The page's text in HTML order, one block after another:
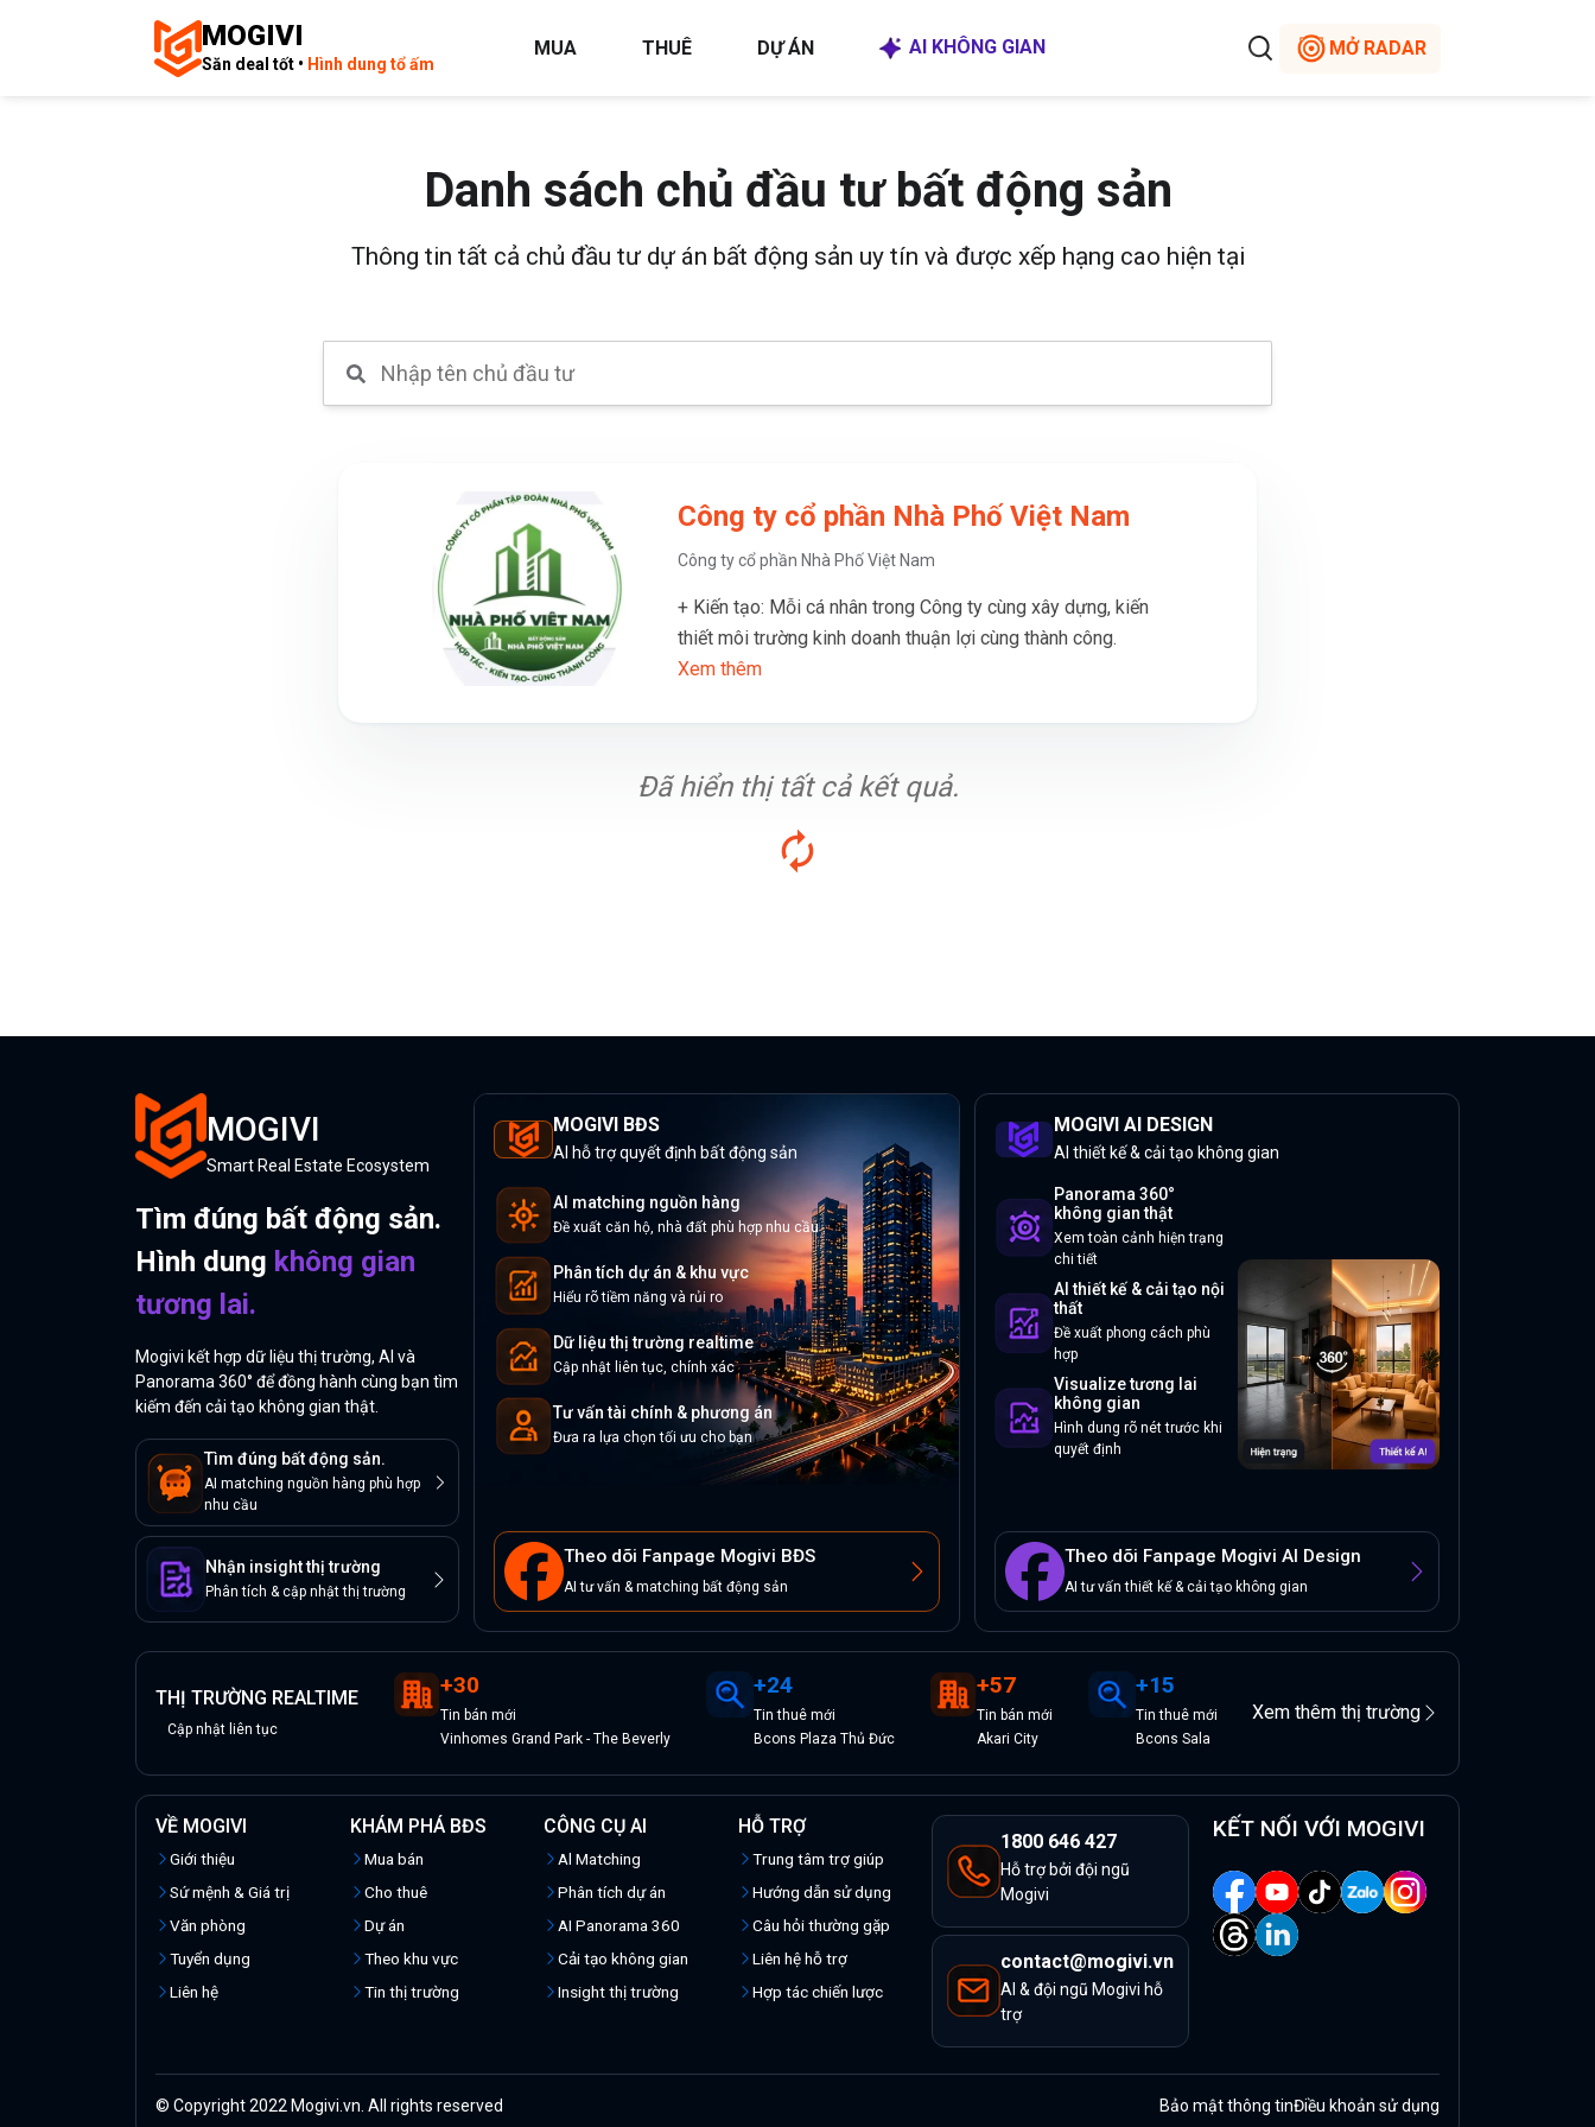
MOGIVI
Săn deal tốt • Hình dung tổ ấm
MUA THUÊ DỰ ÁN AI KHÔNG GIAN MỞ RADAR
Danh sách chủ đầu tư bất động sản
Thông tin tất cả chủ đầu tư dự án bất động sản uy tín và được xếp hạng cao hiện tại
Công ty cổ phần Nhà Phố Việt Nam
Công ty cổ phần Nhà Phố Việt Nam
+ Kiến tạo: Mỗi cá nhân trong Công ty cùng xây dựng, kiến
thiết môi trường kinh doanh thuận lợi cùng thành công.
Xem thêm
Đã hiển thị tất cả kết quả.
MOGIVI
Smart Real Estate Ecosystem
Tìm đúng bất động sản.
Hình dung không gian
tương lai.
Mogivi kết hợp dữ liệu thị trường, AI và
Panorama 360° để đồng hành cùng bạn tìm
kiếm đến cải tạo không gian thật.
Tìm đúng bất động sản.
AI matching nguồn hàng phù hợp
nhu cầu
Nhận insight thị trường
Phân tích & cập nhật thị trường
MOGIVI BĐS
AI hỗ trợ quyết định bất động sản
AI matching nguồn hàng
Đề xuất căn hộ, nhà đất phù hợp nhu cầu
Phân tích dự án & khu vực
Hiểu rõ tiềm năng và rủi ro
Dữ liệu thị trường realtime
Cập nhật liên tục, chính xác
Tư vấn tài chính & phương án
Đưa ra lựa chọn tối ưu cho bạn
Theo dõi Fanpage Mogivi BĐS
AI tư vấn & matching bất động sản
MOGIVI AI DESIGN
AI thiết kế & cải tạo không gian
Panorama 360°
không gian thật
Xem toàn cảnh hiện trạng
chi tiết
AI thiết kế & cải tạo nội
thất
Đề xuất phong cách phù
hợp
Visualize tương lai
không gian
Hình dung rõ nét trước khi
quyết định
Theo dõi Fanpage Mogivi AI Design
AI tư vấn thiết kế & cải tạo không gian
THỊ TRƯỜNG REALTIME
Cập nhật liên tục
+30
Tin bán mới
Vinhomes Grand Park - The Beverly
+24
Tinthuêmới
Bcons Plaza Thủ Đức
+57
Tin bán mới
Akari City
+15
Tinthuêmới
Bcons Sala
Xem thêm thị trường
VỀ MOGIVI
Giới thiệu
Sứ mệnh & Giá trị
Văn phòng
Tuyển dụng
Liên hệ
KHÁM PHÁ BĐS
Mua bán
Cho thuê
Dự án
Theo khu vực
Tin thị trường
CÔNG CỤ AI
Al Matching
Phân tích dự án
AI Panorama 360
Cải tạo không gian
Insight thị trường
HỖ TRỢ
Trung tâm trợ giúp
Hướng dẫn sử dụng
Câu hỏi thường gặp
Liên hệ hỗ trợ
Hợp tác chiến lược
1800 646 427
Hỗ trợ bởi đội ngũ
Mogivi
contact@mogivi.vn
AI & đội ngũ Mogivi hỗ
trợ
KẾT NỐI VỚI MOGIVI
© Copyright 2022 Mogivi.vn. All rights reserved Bảo mật thông tinĐiều khoản sử dụng